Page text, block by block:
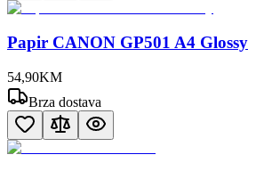
Papir CANON GP501 A4 Glossy
54,90KM
Brza dostava